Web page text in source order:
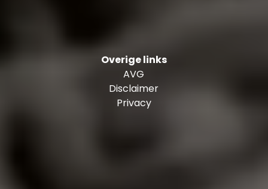
Overige links
AVG
Disclaimer
Privacy